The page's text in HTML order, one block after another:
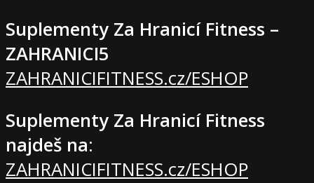
Suplementy Za Hranicí Fitness –
ZAHRANICI5
ZAHRANICIFITNESS.cz/ESHOP
Suplementy Za Hranicí Fitness
najdeš na:
ZAHRANICIFITNESS.cz/ESHOP